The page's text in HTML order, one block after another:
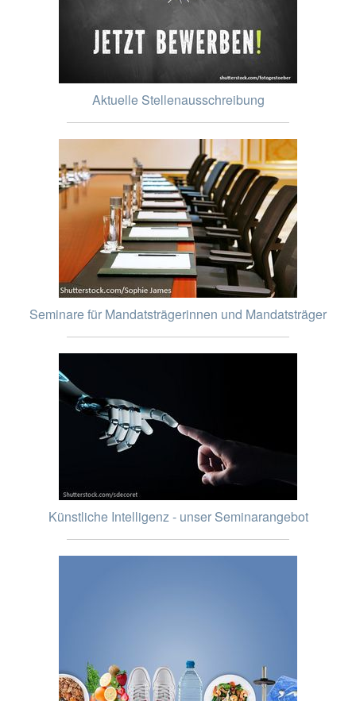
Aktuelle Stellenausschreibung
Seminare für Mandatsträgerinnen und Mandatsträger
Künstliche Intelligenz - unser Seminarangebot